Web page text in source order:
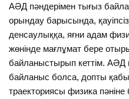
АӘД пәндерімен тығыз
орындау барысында,
денсаулыққа, яғни адам
жөнінде мағлұмат бере
байланыстырып кеттім. АӘД
байланыс болса, допты
траекториясы физика